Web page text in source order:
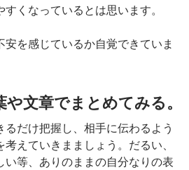
くなっているとは思います。
を感じているか自覚できていま
文章でまとめてみる。
るだけ把握し、相手に伝わるよう
えていきまましょう。だるい、
い等、ありのままの自分なりの表